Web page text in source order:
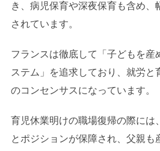
き、病児保育や深夜保育も含め、
されています。
フランスは徹底して「子どもを産
ステム」を追求しており、就労と
のコンセンサスになっています。
育児休業明けの職場復帰の際には
とポジションが保障され、父親も